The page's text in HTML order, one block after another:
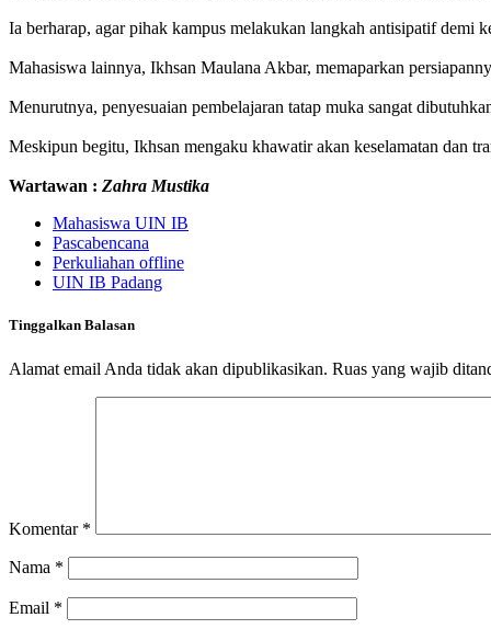
Ia berharap, agar pihak kampus melakukan langkah antisipatif demi
Mahasiswa lainnya, Ikhsan Maulana Akbar, memaparkan
Menurutnya, penyesuaian pembelajaran tatap muka sangat
Meskipun begitu, Ikhsan mengaku khawatir akan keselamatan dan
Wartawan : Zahra Mustika
Mahasiswa UIN IB
Pascabencana
Perkuliahan offline
UIN IB Padang
Tinggalkan Balasan
Alamat email Anda tidak akan dipublikasikan. Ruas yang wajib
Komentar *
Nama *
Email *